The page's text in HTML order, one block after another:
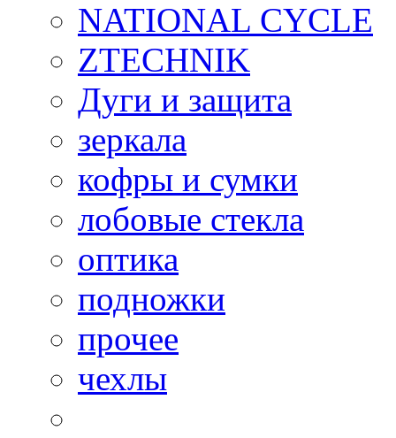
NATIONAL CYCLE
ZTECHNIK
Дуги и защита
зеркала
кофры и сумки
лобовые стекла
оптика
подножки
прочее
чехлы